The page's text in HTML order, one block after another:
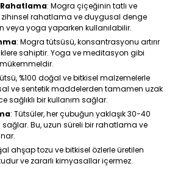
Rahatlama: Mogra çiçeğinin tatlı ve
zihinsel rahatlama ve duygusal denge
veya yoga yaparken kullanılabilir.
: Mogra tütsüsü, konsantrasyonu artırır
sahiptir. Yoga ve meditasyon gibi
%100 doğal ve bitkisel malzemelerle
ve sentetik maddelerden tamamen uzak
sağlıklı bir kullanım sağlar.
: Tütsüler, her çubuğun yaklaşık 30-40
sağlar. Bu, uzun süreli bir rahatlama ve
ahşap tozu ve bitkisel özlerle üretilen
ve zararlı kimyasallar içermez.